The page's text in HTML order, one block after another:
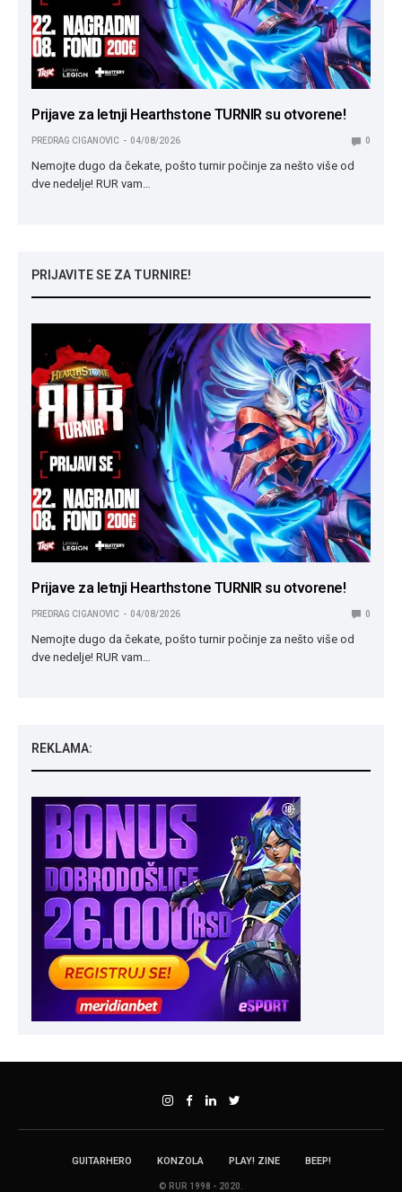
Prijave za letnji Hearthstone TURNIR su otvorene!
PREDRAG CIGANOVIC 04/08/2026 0
Nemojte dugo da čekate, pošto turnir počinje za nešto više od
dve nedelje! RUR vam…
PRIJAVITE SE ZA TURNIRE!
Prijave za letnji Hearthstone TURNIR su otvorene!
PREDRAG CIGANOVIC 04/08/2026 0
Nemojte dugo da čekate, pošto turnir počinje za nešto više od
dve nedelje! RUR vam…
REKLAMA:
GUITARHERO KONZOLA PLAY! ZINE BEEP!
© RUR 1998 - 2020.